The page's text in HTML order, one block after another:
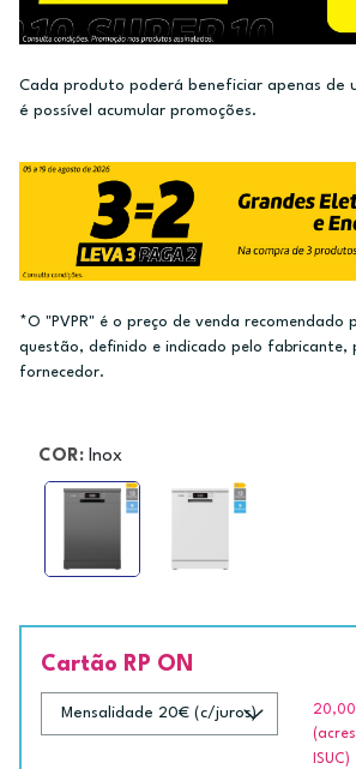
Cada produto poderá beneficiar apenas de
é possível acumular promoções.
*O "PVPR" é o preço de venda recomendado
questão, definido e indicado pelo fabricante,
fornecedor.
COR: Inox
Cartão RP ON
ISUC)